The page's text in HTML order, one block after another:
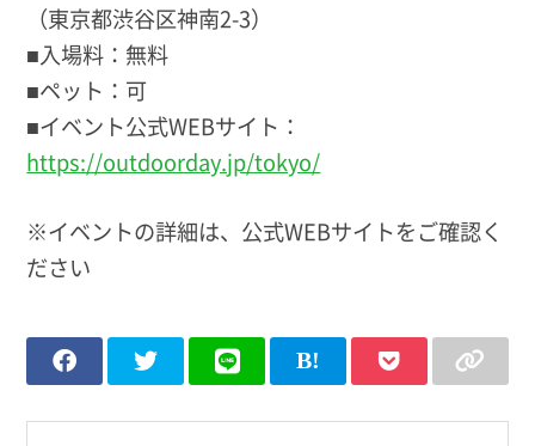
（東京都渋谷区神南2-3）
■入場料：無料
■ペット：可
■イベント公式WEBサイト：
https://outdoorday.jp/tokyo/
※イベントの詳細は、公式WEBサイトをご確認く
ださい